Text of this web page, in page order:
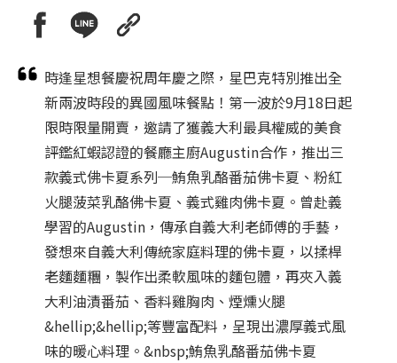
時逢星想餐慶祝周年慶之際，星巴克特別推出全
新兩波時段的異國風味餐點！第一波於9月18日起
限時限量開賣，邀請了獲義大利最具權威的美食
評鑑紅蝦認證的餐廳主廚Augustin合作，推出三
款義式佛卡夏系列─鮪魚乳酪番茄佛卡夏、粉紅
火腿菠菜乳酪佛卡夏、義式雞肉佛卡夏。曾赴義
學習的Augustin，傳承自義大利老師傅的手藝，
發想來自義大利傳統家庭料理的佛卡夏，以揉桿
老麵麵糰，製作出柔軟風味的麵包體，再夾入義
大利油漬番茄、香料雞胸肉、煙燻火腿
&hellip;&hellip;等豐富配料，呈現出濃厚義式風
味的暖心料理。&nbsp;鮪魚乳酪番茄佛卡夏